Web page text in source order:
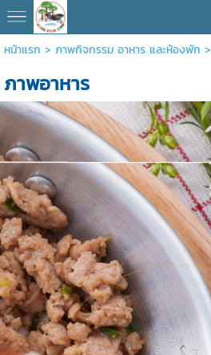
หน้าแรก > ภาพกิจกรรม อาหาร และห้องพัก >
ภาพอาหาร